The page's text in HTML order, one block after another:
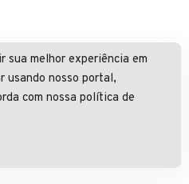
sua melhor experiência em
usando nosso portal,
com nossa política de